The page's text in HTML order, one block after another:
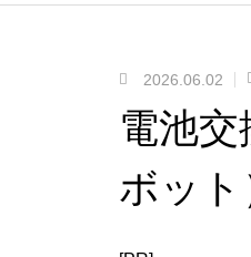
2026.06.02
電池
ボッ